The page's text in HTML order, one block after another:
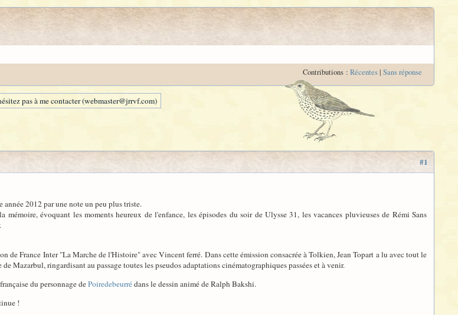
Contributions : Récentes| Sans réponse
pas à me contacter (webmaster@jrrvf.com)
#1
2012 par une note un peu plus triste.
évoquant les moments heureux de l'enfance, les épisodes du soir de Ulysse 31, les vacances pluvieuses de Rémi Sans
de France Inter "La Marche de l'Histoire" avec Vincent ferré. Dans cette émission consacrée à Tolkien, Jean Topart a lu avec tout le
Mazarbul, ringardisant au passage toutes les pseudos adaptations cinématographiques passées et à venir.
du personnage dePoiredebeurrédans le dessin animé de Ralph Bakshi.
!